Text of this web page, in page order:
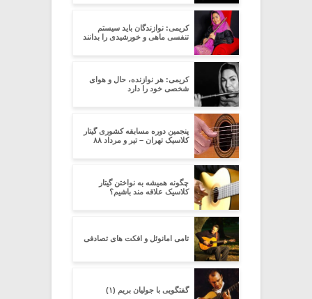
کریمی: نوازندگان باید سیستم
تنفسی ماهی و خورشیدی را بدانند
کریمی: هر نوازنده، حال و هوای
شخصی خود را دارد
پنجمین دوره مسابقه کشوری گیتار
کلاسیک تهران – تیر و مرداد ۸۸
چگونه همیشه به نواختن گیتار
کلاسیک علاقه مند باشیم؟
تامی امانوئل و افکت های تصادفی
گفتگویی با جولیان بریم (۱)